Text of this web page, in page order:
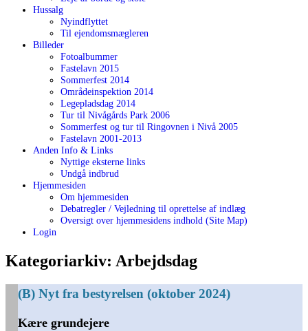
Hussalg
Nyindflyttet
Til ejendomsmægleren
Billeder
Fotoalbummer
Fastelavn 2015
Sommerfest 2014
Områdeinspektion 2014
Legepladsdag 2014
Tur til Nivågårds Park 2006
Sommerfest og tur til Ringovnen i Nivå 2005
Fastelavn 2001-2013
Anden Info & Links
Nyttige eksterne links
Undgå indbrud
Hjemmesiden
Om hjemmesiden
Debatregler / Vejledning til oprettelse af indlæg
Oversigt over hjemmesidens indhold (Site Map)
Login
Kategoriarkiv: Arbejdsdag
(B) Nyt fra bestyrelsen (oktober 2024)
Kære grundejere